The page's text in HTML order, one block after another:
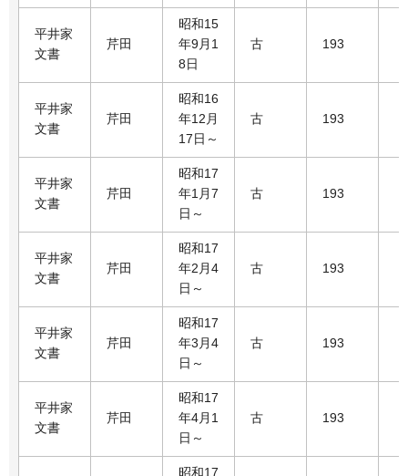
平井家
文書
芹田
昭和15
年9月1
8日
古 193
平井家
文書
芹田
昭和16
年12月
17日～
古 193
平井家
文書
芹田
昭和17
年1月7
日～
古 193
平井家
文書
芹田
昭和17
年2月4
日～
古 193
平井家
文書
芹田
昭和17
年3月4
日～
古 193
平井家
文書
芹田
昭和17
年4月1
日～
古 193
昭和17